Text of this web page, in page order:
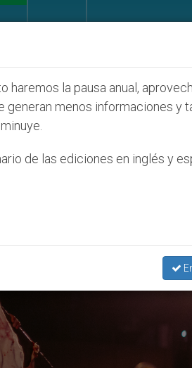
(y no sólo) en Tierra Santa
haremos la pausa anual,
generan menos informaciones y
de las ediciones en inglés y